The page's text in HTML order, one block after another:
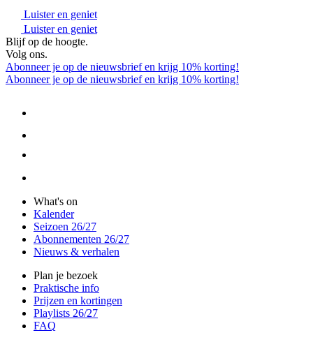
Luister en geniet
Luister en geniet
Blijf op de hoogte.
Volg ons.
Abonneer je op de nieuwsbrief en krijg 10% korting!
Abonneer je op de nieuwsbrief en krijg 10% korting!
What's on
Kalender
Seizoen 26/27
Abonnementen 26/27
Nieuws & verhalen
Plan je bezoek
Praktische info
Prijzen en kortingen
Playlists 26/27
FAQ